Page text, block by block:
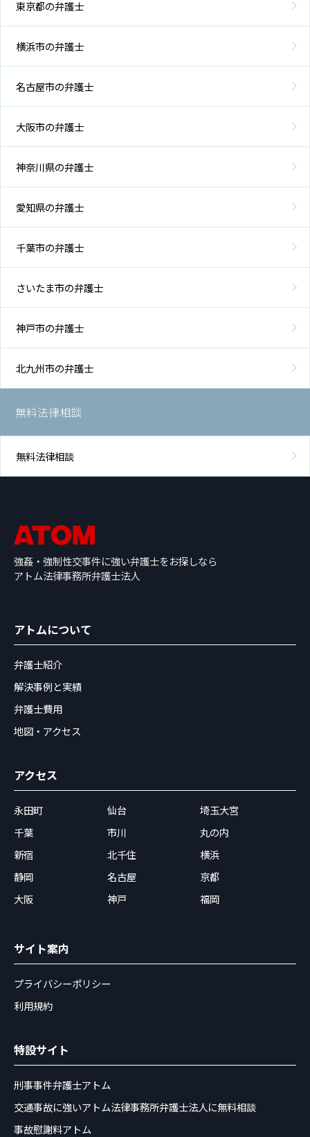
東京都の弁護士
横浜市の弁護士
名古屋市の弁護士
大阪市の弁護士
神奈川県の弁護士
愛知県の弁護士
千葉市の弁護士
さいたま市の弁護士
神戸市の弁護士
北九州市の弁護士
無料法律相談
無料法律相談
強姦・強制性交事件に強い弁護士をお探しなら
アトム法律事務所弁護士法人
アトムについて
弁護士紹介
解決事例と実績
弁護士費用
地図・アクセス
アクセス
永田町 仙台
埼玉大宮
千葉
市川
丸の内
新宿
北千住
横浜
静岡
名古屋
京都
大阪
神戸 福岡
サイト案内
プライバシーポリシー
利用規約
特設サイト
刑事事件弁護士アトム
交通事故に強いアトム法律事務所弁護士法人に無料相談
事故慰謝料アトム